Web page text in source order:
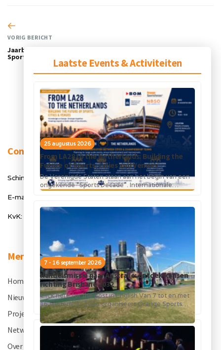
Laatste Events & Activiteiten
25 augustus 2026
From LA28 to the Netherlands: Building the
Future of Sports, Cities and Venues
De Verenigde Staten staan aan het begin van een
ongekende “Sports Decade”. Internationale
topsportevenementen en grote investeringen in
7 - 16 september 2026
Handelsmissie naar Australië: ontdek kansen
richting Brisbane 2032
Click here for the post in English Van 7 tot en met
16 september 2026 organiseert Orange Sports
Forum in...
VORIG BERICHT
Jaarboek 2023/ 2024 Holland
Sports & Industry
Contact
Schimmelt 40, 5611 ZX Eindhoven
E-mail: info@orangesportsforum.com
KvK: 50334905
Menu
Home
Nieuws
Projecten
Netwerk
Over OSF